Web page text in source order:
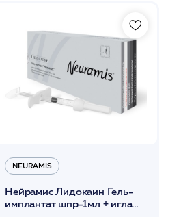
NEURAMIS
Нейрамис Лидокаин Гель-
имплантат шпр-1мл + игла